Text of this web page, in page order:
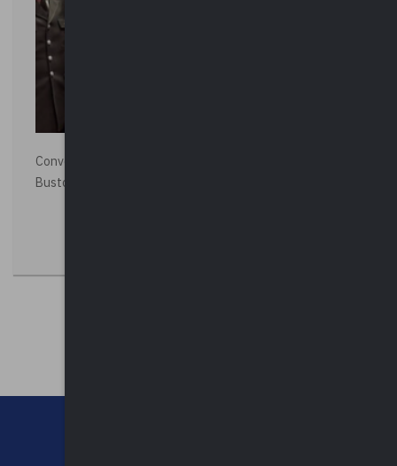
Convegno “La Polizia Locale per la sicurezza della città”,
Busto Arsizio